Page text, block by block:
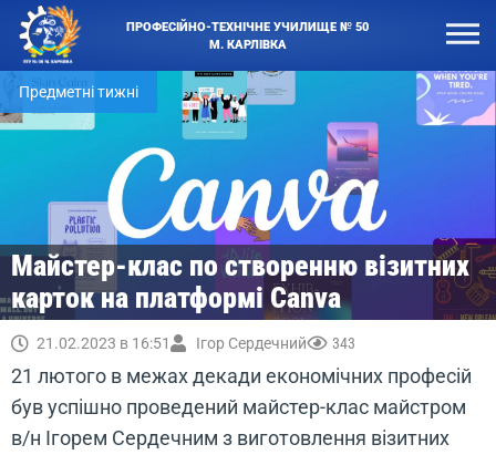
ПРОФЕСІЙНО-ТЕХНІЧНЕ УЧИЛИЩЕ № 50
М. КАРЛІВКА
Предметні тижні
Майстер-клас по створенню візитних
карток на платформі Canva
21.02.2023 в 16:51 Ігор Сердечний 343
21 лютого в межах декади економічних професій
був успішно проведений майстер-клас майстром
в/н Ігорем Сердечним з виготовлення візитних